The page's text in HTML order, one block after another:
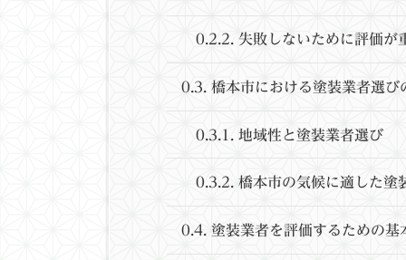
0.2.2. 失敗しないために評価が
0.3. 橋本市における塗装業者選び
0.3.1. 地域性と塗装業者選び
0.3.2. 橋本市の気候に適した塗
0.4. 塗装業者を評価するための基